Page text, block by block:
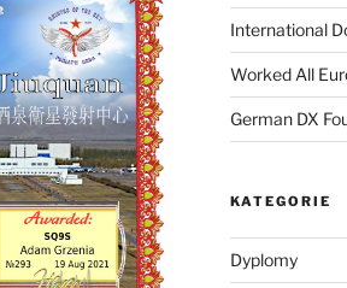
International
Worked All
German DX
KATEGORIE
Dyplomy